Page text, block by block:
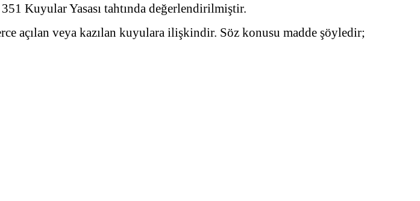
Kuyular Yasası tahtında değerlendirilmiştir.
açılan veya kazılan kuyulara ilişkindir. Söz konusu madde şöyledir;